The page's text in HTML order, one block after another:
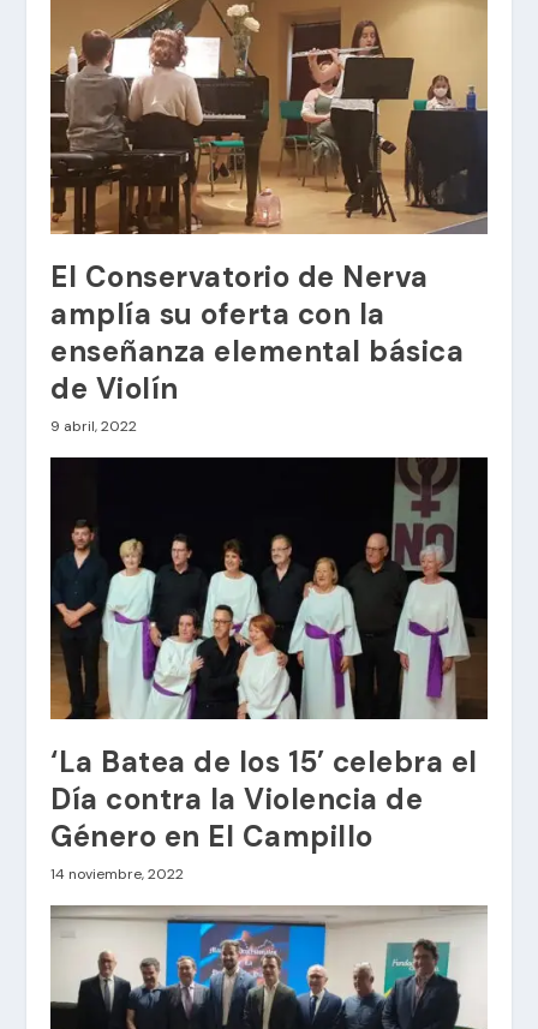
El Conservatorio de Nerva
amplía su oferta con la
enseñanza elemental básica
de Violín
9 abril, 2022
‘La Batea de los 15’ celebra el
Día contra la Violencia de
Género en El Campillo
14 noviembre, 2022